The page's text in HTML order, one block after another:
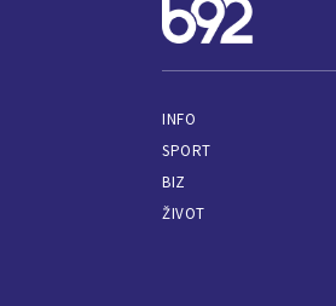
INFO
SPORT
BIZ
ŽIVOT